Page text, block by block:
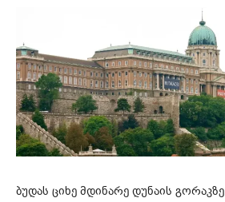
ბუდას ციხე მდინარე დუნაის